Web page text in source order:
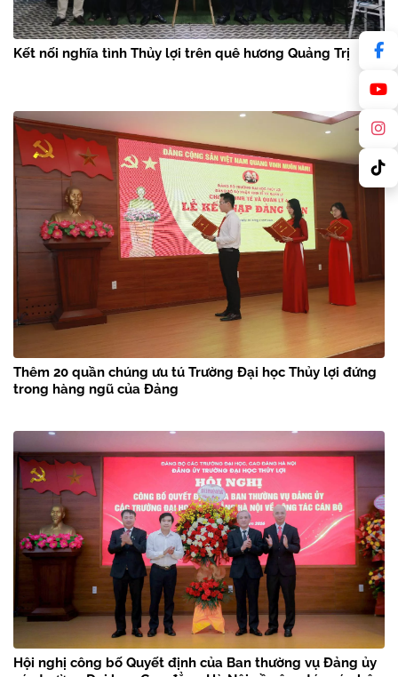
Kết nối nghĩa tình Thủy lợi trên quê hương Quảng Trị
Thêm 20 quần chúng ưu tú Trường Đại học Thủy lợi đứng
trong hàng ngũ của Đảng
Hội nghị công bố Quyết định của Ban thường vụ Đảng ủy